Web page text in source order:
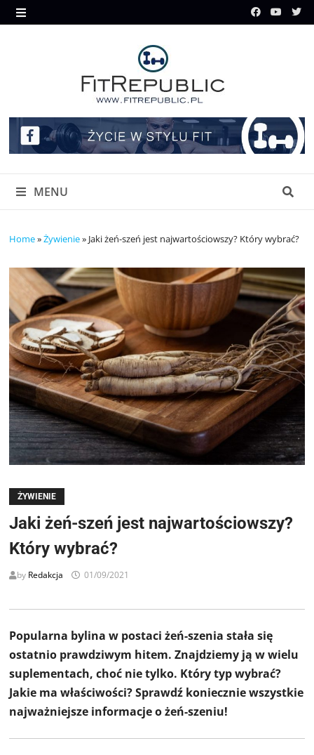
Skip
to
MENU
MENU
Home»Żywienie» Jaki żeń-szeń jest najwartościowszy? Który wybrać?
ŻYWIENIE
Jaki żeń-szeń jest najwartościowszy?
Który wybrać?
by Redakcja 01/09/2021
Popularna bylina w postaci żeń-szenia stała się
ostatnio prawdziwym hitem. Znajdziemy ją w wielu
suplementach, choć nie tylko. Który typ wybrać?
Jakie ma właściwości? Sprawdź koniecznie wszystkie
najważniejsze informacje o żeń-szeniu!